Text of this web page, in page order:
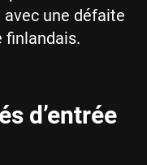
avec une défaite
finlandais.
d’entrée